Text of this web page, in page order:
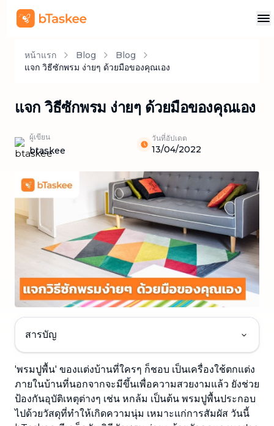
หน้าแรก Blog
Blog
แจก วิธีซักพรม ง่ายๆ ด้วยมือของคุณเอง
แจก วิธีซักพรม ง่ายๆ ด้วยมือของคุณเอง
ผู้เขียน
btaskee
วันที่อัปเดต
13/04/2022
สารบัญ
'พรมปูพื้น' ของเเต่งบ้านที่ใครๆ ก็ชอบ เป็นเครื่องใช้ตกแต่ง
ภายในบ้านที่นอกจากจะมีขึ้นเพื่อความสวยงามแล้ว ยังช่วย
ป้องกันอุบัติเหตุต่างๆ เช่น หกล้ม เป็นต้น พรมปูพื้นประกอบ
ไปด้วยวัสดุที่ทำให้เกิดความนุ่ม เหมาะแก่การสัมผัส วันนี้